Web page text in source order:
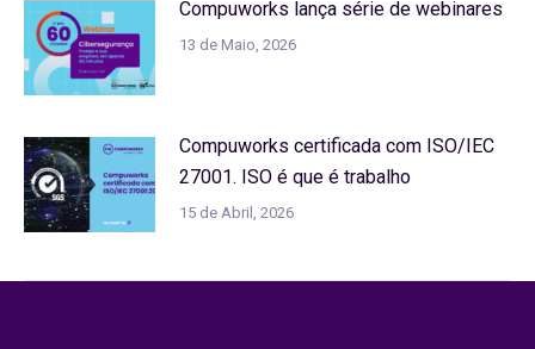
Compuworks lança série de webinares
13 de Maio, 2026
Compuworks certificada com ISO/IEC
27001. ISO é que é trabalho
15 de Abril, 2026